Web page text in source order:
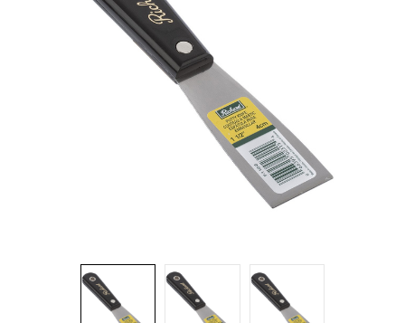
Distributrices et supports
Grattoirs, moutons et racloirs pour vitres/planchers
Vadrouilles, manches et cadres